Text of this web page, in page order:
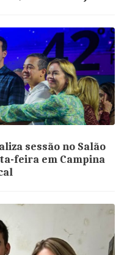
sessão no Salão
feira em Campina